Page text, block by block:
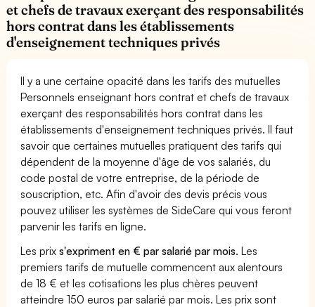
et chefs de travaux exerçant des responsabilités
hors contrat dans les établissements
d'enseignement techniques privés
Il y a une certaine opacité dans les tarifs des mutuelles
Personnels enseignant hors contrat et chefs de travaux
exerçant des responsabilités hors contrat dans les
établissements d'enseignement techniques privés. Il faut
savoir que certaines mutuelles pratiquent des tarifs qui
dépendent de la moyenne d'âge de vos salariés, du
code postal de votre entreprise, de la période de
souscription, etc. Afin d'avoir des devis précis vous
pouvez utiliser les systèmes de SideCare qui vous feront
parvenir les tarifs en ligne.
Les prixs'expriment en € par salarié par mois. Les
premiers tarifs de mutuelle commencent aux alentours
de 18 € et les cotisations les plus chères peuvent
atteindre 150 euros par salarié par mois. Les prix sont